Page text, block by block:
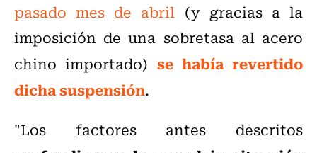
pasado mes de abril (y gracias a la
imposición de una sobretasa al acero
chino importado) se había revertido
dicha suspensión.
"Los factores antes descritos